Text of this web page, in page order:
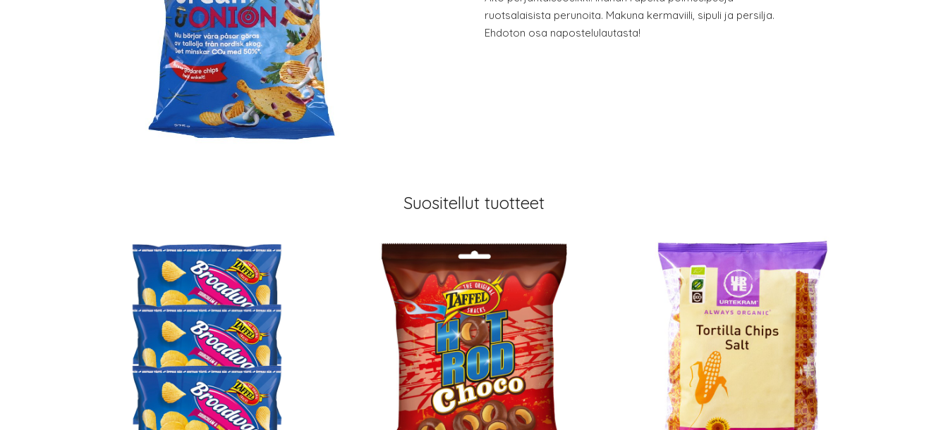
ruotsalaisista perunoita. Makuna kermaviili, sipuli ja persilja.
Ehdoton osa napostelulautasta!
Suositellut tuotteet